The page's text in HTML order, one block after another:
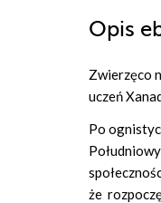
Opis
Zwierzęco
uczeń
Po
że